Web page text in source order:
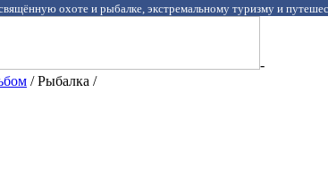
охоте и рыбалке, экстремальному туризму и
-
/ Рыбалка /